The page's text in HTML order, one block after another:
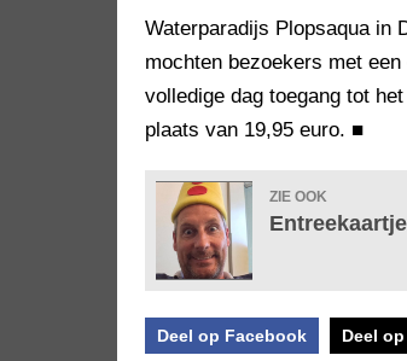
Waterparadijs Plopsaqua in
mochten bezoekers met
volledige dag toegang tot
plaats van 19,95 euro. ■
ZIE OOK
Deel op Facebook Deel op